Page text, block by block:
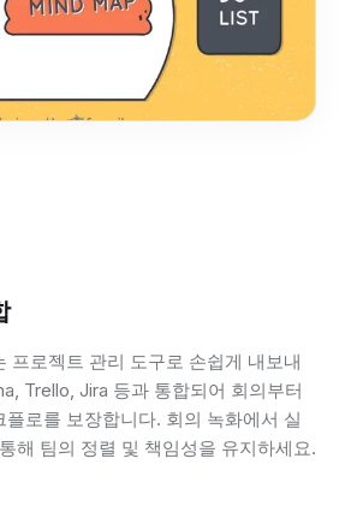
프로젝트 관리 도구로 손쉽게 내보내
Trello, Jira 등과 통합되어 회의부터
로를 보장합니다. 회의 녹화에서 실
해 팀의 정렬 및 책임성을 유지하세요.